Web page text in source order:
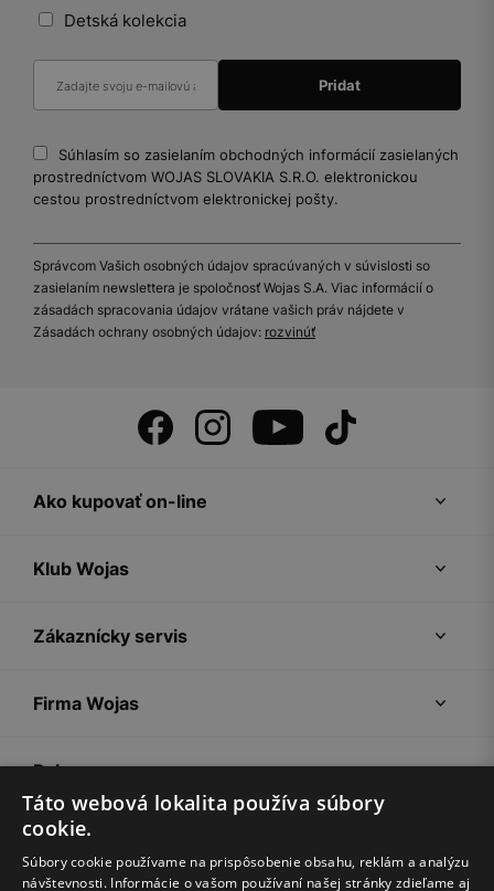
Detská kolekcia
Súhlasím so zasielaním obchodných informácií zasielaných
prostredníctvom WOJAS SLOVAKIA S.R.O. elektronickou
cestou prostredníctvom elektronickej pošty.
Správcom Vašich osobných údajov spracúvaných v súvislosti so
zasielaním newslettera je spoločnosť Wojas S.A. Viac informácií o
zásadách spracovania údajov vrátane vašich práv nájdete v
Zásadách ochrany osobných údajov: rozvinúť
Ako kupovať on-line
Klub Wojas
Zákaznícky servis
Firma Wojas
Pokyny
Táto webová lokalita používa súbory
cookie.
Súbory cookie používame na prispôsobenie obsahu, reklám a analýzu
návštevnosti. Informácie o vašom používaní našej stránky zdieľame aj